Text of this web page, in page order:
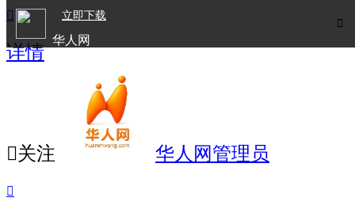

立即下载
华人网

详情
关注 华人网管理员
